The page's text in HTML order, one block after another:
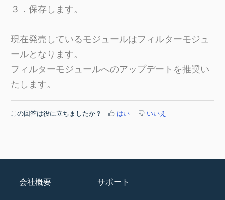
３．保存します。
現在発売しているモジュールはフィルターモジュ
ールとなります。
フィルターモジュールへのアップデートを推奨い
たします。
この回答は役に立ちましたか？ はい いいえ
会社概要 サポート